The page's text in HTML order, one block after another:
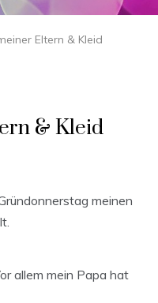
Eltern & Kleid
& Kleid
meinen
allem mein Papa hat